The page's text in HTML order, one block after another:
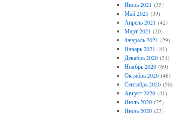
Июнь 2021 (35)
Май 2021 (39)
Апрель 2021 (42)
Март 2021 (20)
Февраль 2021 (29)
Январь 2021 (41)
Декабрь 2020(31)
Ноябрь 2020(69)
Октябрь 2020(48)
Сентябрь 2020(50)
Август 2020(41)
Июль 2020(35)
Июнь 2020(23)